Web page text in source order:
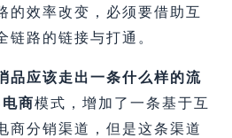
的效率改变，必须要借助互
链路的链接与打通。
品应该走出一条什么样的流
商模式，增加了一条基于互
商分销渠道，但是这条渠道